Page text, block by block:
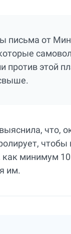
письма от
против этой
что,
чтобы
минимум
им.